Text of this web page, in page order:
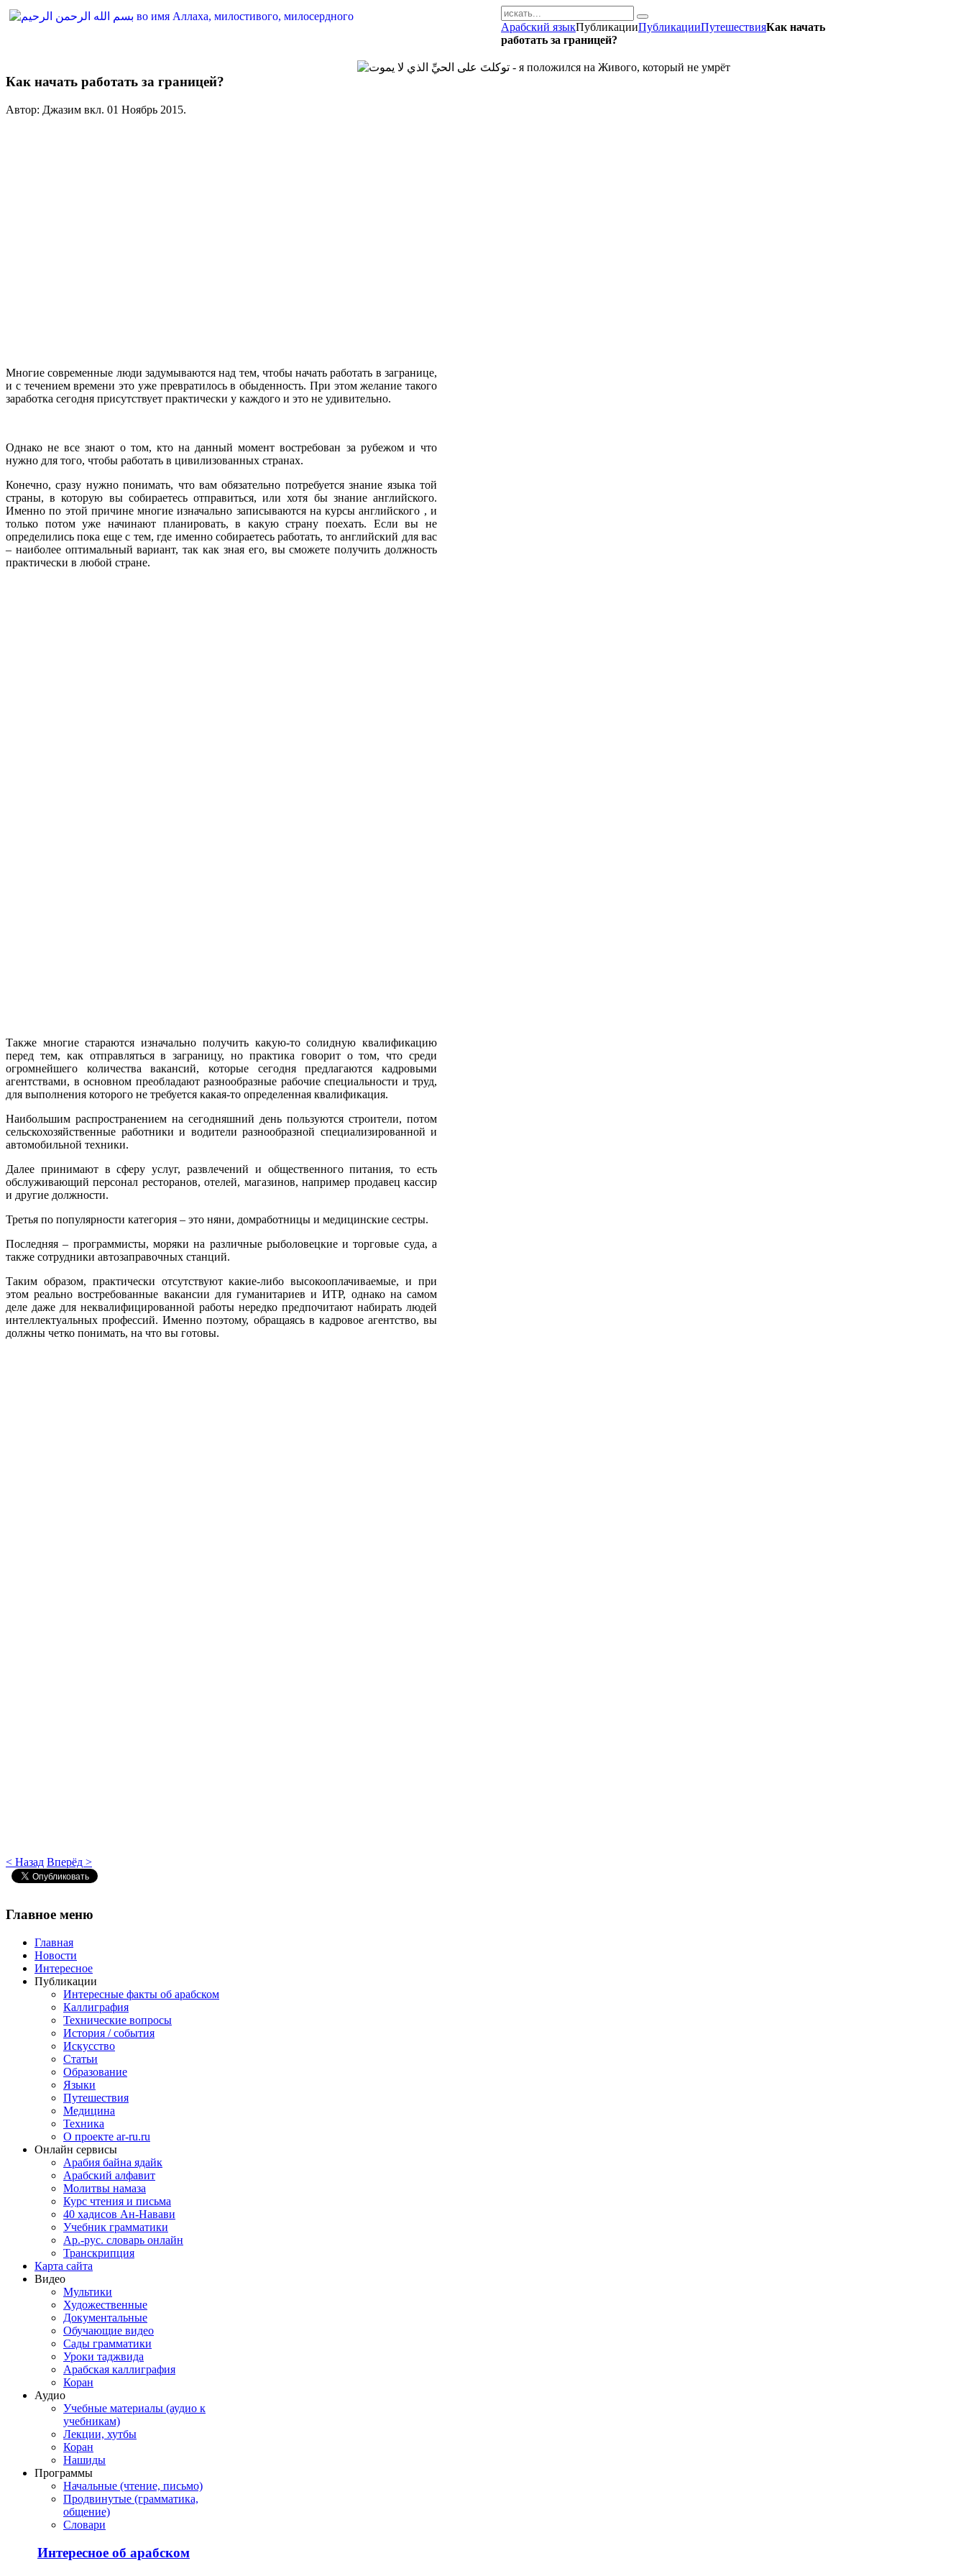
Арабский языкПубликацииПубликацииПутешествияКак начать
работать за границей?
Как начать работать за границей?
Автор: Джазим вкл. 01 Ноябрь 2015.
Многие современные люди задумываются над тем, чтобы начать работать в загранице,
и с течением времени это уже превратилось в обыденность. При этом желание такого
заработка сегодня присутствует практически у каждого и это не удивительно.
Однако не все знают о том, кто на данный момент востребован за рубежом и что
нужно для того, чтобы работать в цивилизованных странах.
Конечно, сразу нужно понимать, что вам обязательно потребуется знание языка той
страны, в которую вы собираетесь отправиться, или хотя бы знание английского.
Именно по этой причине многие изначально записываются на курсы английского , и
только потом уже начинают планировать, в какую страну поехать. Если вы не
определились пока еще с тем, где именно собираетесь работать, то английский для вас
– наиболее оптимальный вариант, так как зная его, вы сможете получить должность
практически в любой стране.
Также многие стараются изначально получить какую-то солидную квалификацию
перед тем, как отправляться в заграницу, но практика говорит о том, что среди
огромнейшего количества вакансий, которые сегодня предлагаются кадровыми
агентствами, в основном преобладают разнообразные рабочие специальности и труд,
для выполнения которого не требуется какая-то определенная квалификация.
Наибольшим распространением на сегодняшний день пользуются строители, потом
сельскохозяйственные работники и водители разнообразной специализированной и
автомобильной техники.
Далее принимают в сферу услуг, развлечений и общественного питания, то есть
обслуживающий персонал ресторанов, отелей, магазинов, например продавец кассир
и другие должности.
Третья по популярности категория – это няни, домработницы и медицинские сестры.
Последняя – программисты, моряки на различные рыболовецкие и торговые суда, а
также сотрудники автозаправочных станций.
Таким образом, практически отсутствуют какие-либо высокооплачиваемые, и при
этом реально востребованные вакансии для гуманитариев и ИТР, однако на самом
деле даже для неквалифицированной работы нередко предпочитают набирать людей
интеллектуальных профессий. Именно поэтому, обращаясь в кадровое агентство, вы
должны четко понимать, на что вы готовы.
< Назад Вперёд >
Главное меню
Главная
Новости
Интересное
Публикации
Интересные факты об арабском
Каллиграфия
Технические вопросы
История / события
Искусство
Статьи
Образование
Языки
Путешествия
Медицина
Техника
О проекте ar-ru.ru
Онлайн сервисы
Арабия байна ядайк
Арабский алфавит
Молитвы намаза
Курс чтения и письма
40 хадисов Ан-Навави
Учебник грамматики
Ар.-рус. словарь онлайн
Транскрипция
Карта сайта
Видео
Мультики
Художественные
Документальные
Обучающие видео
Сады грамматики
Уроки таджвида
Арабская каллиграфия
Коран
Аудио
Учебные материалы (аудио к
учебникам)
Лекции, хутбы
Коран
Нашиды
Программы
Начальные (чтение, письмо)
Продвинутые (грамматика,
общение)
Словари
Интересное об арабском